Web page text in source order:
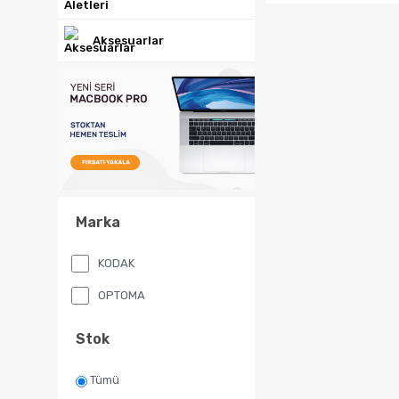
Aksesuarlar
Marka
KODAK
OPTOMA
Stok
Tümü